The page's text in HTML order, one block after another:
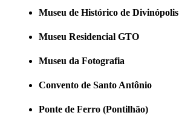
Museu de Histórico de Divinópolis
Museu Residencial GTO
Museu da Fotografia
Convento de Santo Antônio
Ponte de Ferro (Pontilhão)